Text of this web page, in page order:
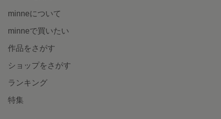
minneについて
minneで買いたい
作品をさがす
ショップをさがす
ランキング
特集